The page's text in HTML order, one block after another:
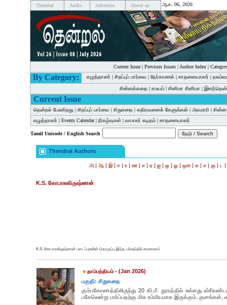
Thendral Audio Advertise About us ஆக. 06, 2026
Current Issue| Previous Issues| Author Index|
By Category: எழுத்தாளர் | சிறப்புப் பார்வை | நேர்காணல் | சாதனையாளர் |
சின்னக்கதை | சமயம் | சினிமா சினிமா |
Current Issue
தென்றல் பேசுகிறது | சிறப்புப் பார்வை | சிறுகதை | கதிரவனைக் கேளுங்கள் | அலமாரி |
எழுத்தாளர் | Events Calendar| நிகழ்வுகள் | வாசகர் கடிதம் | சாதனையாளர்
Tamil Unicode / English Search
Thendral Authors
அ | ஆ | இ| ஈ | உ | ஊ | எ | ஏ | ஐ | ஒ | ஓ | ஔ| க | ச | ஞ | ட |
K.S. கோபாலகிருஷ்ணன்
K.S. கோபாலகிருஷ்ணன் படைப்புகளின் தொகுப்பு இந்த பக்கத்தில் காணலாம்
தாம்பத்தியம்- (Jan 2026)
பகுதி: சிறுகதை
கும்பகோணத்திலிருந்து 20 கி.மீ. தூரத்தில் உள்ளது
பசேலென்று பார்ப்பதற்கு மிக ரம்மியமாக இருக்கும்.